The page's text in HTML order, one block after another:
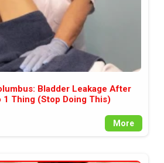
Bladder Leakage After
1 Thing (Stop Doing This)
More